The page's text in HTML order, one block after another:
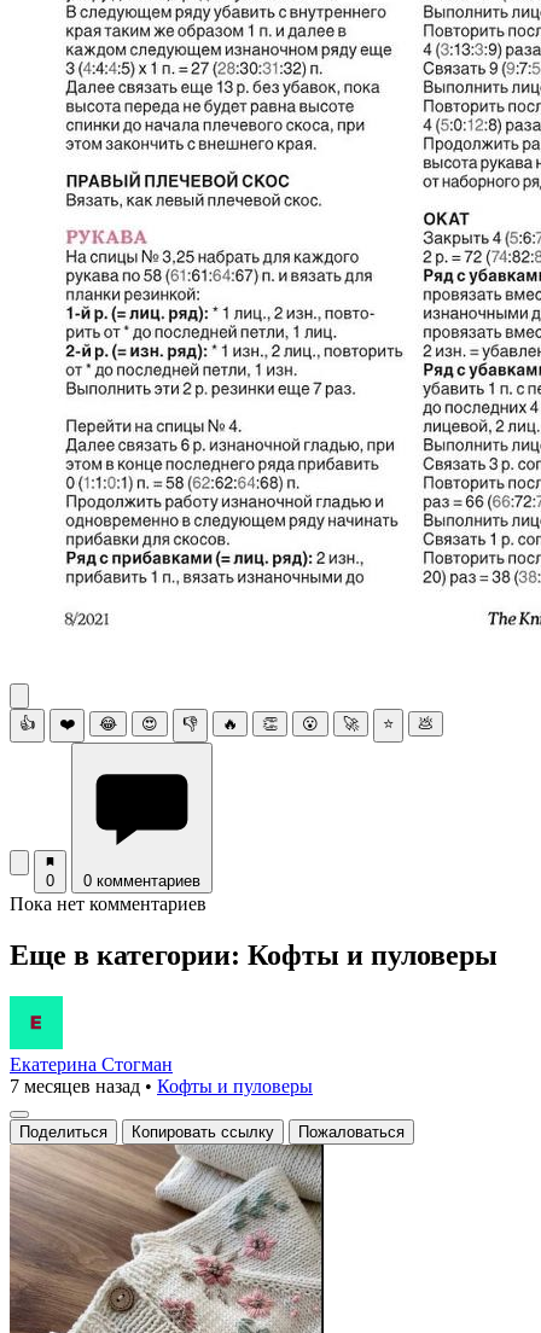
👍 ❤️ 😂 😍 👎 🔥 👏 😮 🚀 ⭐ 💩
0 0 комментариев
Пока нет комментариев
Еще в категории: Кофты и пуловеры
Екатерина Стогман
7 месяцев назад • Кофты и пуловеры
Поделиться Копировать ссылку Пожаловаться